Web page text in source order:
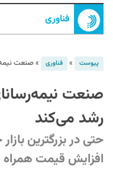
فناوری
پیوست » فناوری »صنعت
صنعت
رشد می‌کند
حتی در بزرگترین
افزایش قیمت